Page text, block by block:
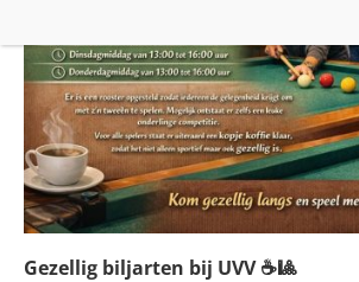
Gezellig biljarten bij UVV ☕🎱